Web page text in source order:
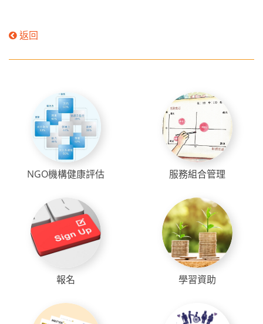
返回
NGO機構健康評估 服務組合管理
報名 學習資助